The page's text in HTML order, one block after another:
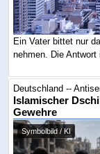
Ein Vater bittet nur
nehmen. Die
Deutschland --
Islamischer
Gewehre
Symbolbild / KI